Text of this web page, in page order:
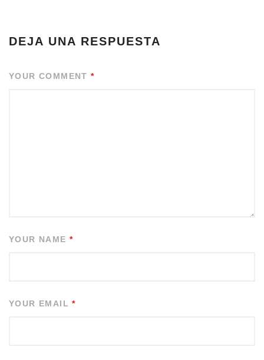
DEJA UNA RESPUESTA
YOUR COMMENT*
YOUR NAME*
YOUR EMAIL*